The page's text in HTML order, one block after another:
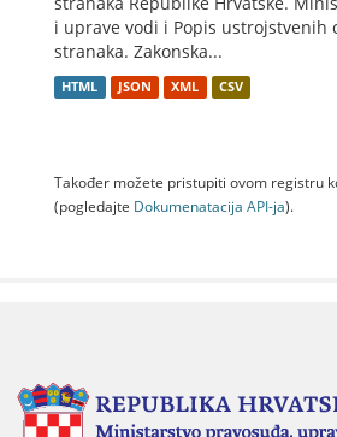
i uprave vodi i Popis ustrojstvenih
stranaka. Zakonska...
HTML JSON XML CSV
Također možete pristupiti ovom registru
(pogledajte Dokumenаtаcijа API-jа).